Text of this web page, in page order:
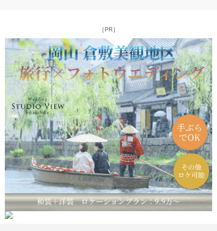
［PR］